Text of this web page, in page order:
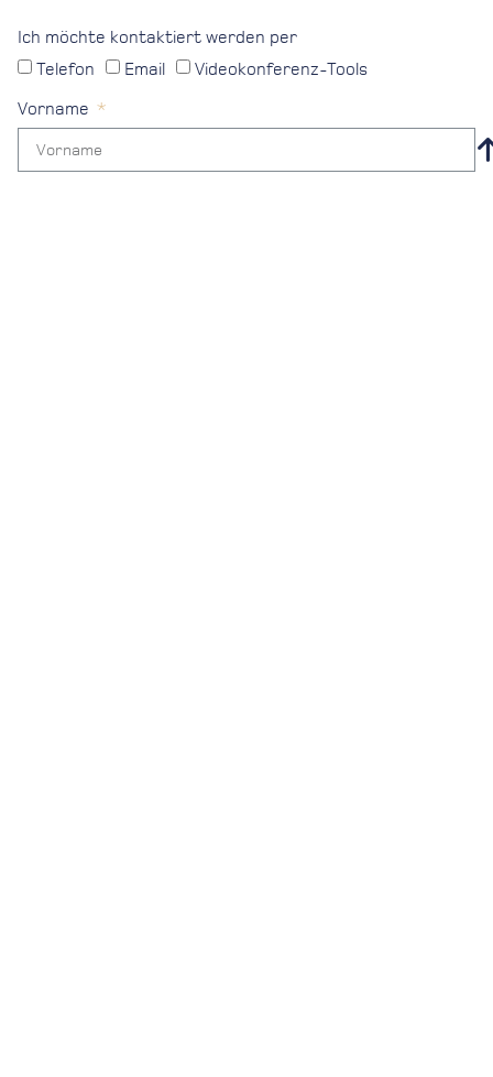
Ich möchte kontaktiert werden per
Telefon
Email Videokonferenz-Tools
Vorname